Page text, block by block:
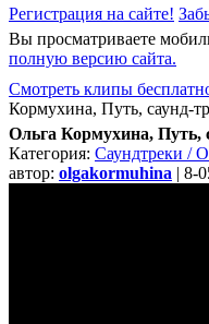
Регистрация на сайте!
Вы просматриваете
полную версию сайта.
Смотреть клипы
Кормухина, Путь, саунд-
Ольга Кормухина, Путь,
Категория: Саундтреки /
автор: olgakormuhina | 8-